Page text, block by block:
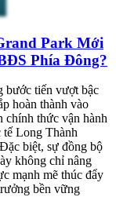
Park Mới
Phía Đông?
bước tiến vượt bậc
hoàn thành vào
chính thức vận hành
tế Long Thành
biệt, sự đồng bộ
không chỉ nâng
mạnh mẽ thúc đẩy
bền vững